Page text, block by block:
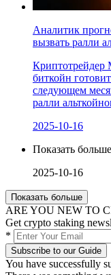
Аналитик
вызвать ралли
Криптотрейдер
биткойн
следующем
ралли
2025-10-16
Показать больше
2025-10-16
Показать больше
ARE YOU NEW TO
Get crypto staking
*
Subscribe to our Guide
You have successfully